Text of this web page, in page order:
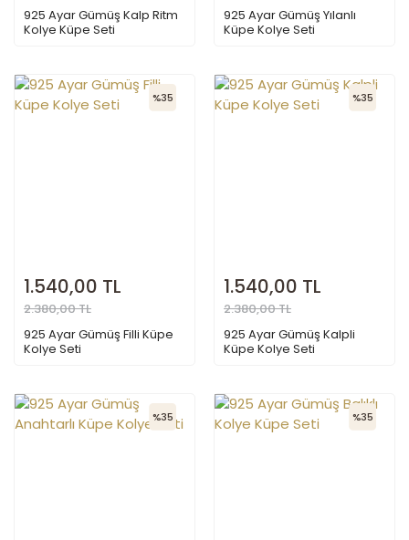
925 Ayar Gümüş Kalp Ritm
Kolye Küpe Seti
925 Ayar Gümüş Yılanlı
Küpe Kolye Seti
%35
1.540,00 TL
2.380,00 TL
925 Ayar Gümüş Filli Küpe
Kolye Seti
%35
1.540,00 TL
2.380,00 TL
925 Ayar Gümüş Kalpli
Küpe Kolye Seti
%35 %35